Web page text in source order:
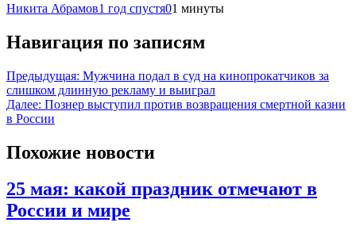
Никита Абрамов1 год спустя01 минуты
Навигация по записям
Предыдущая: Мужчина подал в суд на кинопрокатчиков за
слишком длинную рекламу и выиграл
Далее: Познер выступил против возвращения смертной казни
в России
Похожие новости
25 мая: какой праздник отмечают в
России и мире